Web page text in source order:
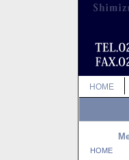
HOME
HOME